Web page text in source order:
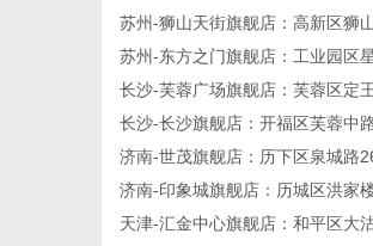
苏州-狮山天街旗舰店：高新区狮
苏州-东方之门旗舰店：工业园区
长沙-芙蓉广场旗舰店：芙蓉区定
长沙-长沙旗舰店：开福区芙蓉中
济南-世茂旗舰店：历下区泉城路
济南-印象城旗舰店：历城区洪家
天津-汇金中心旗舰店：和平区大